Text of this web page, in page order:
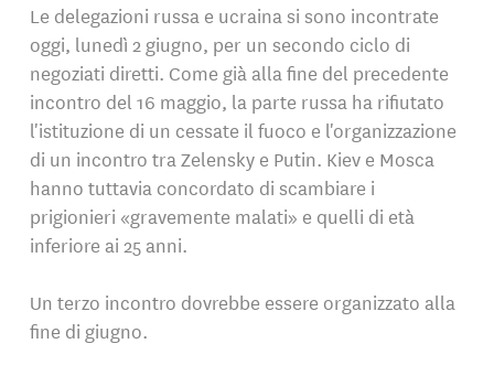
Le delegazioni russa e ucraina si sono incontrate
oggi, lunedì 2 giugno, per un secondo ciclo di
negoziati diretti. Come già alla fine del precedente
incontro del 16 maggio, la parte russa ha rifiutato
l'istituzione di un cessate il fuoco e l'organizzazione
di un incontro tra Zelensky e Putin. Kiev e Mosca
hanno tuttavia concordato di scambiare i
prigionieri «gravemente malati» e quelli di età
inferiore ai 25 anni.
Un terzo incontro dovrebbe essere organizzato alla
fine di giugno.